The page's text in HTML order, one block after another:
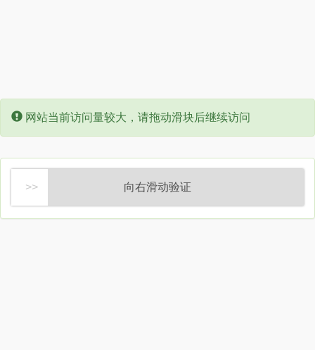
Error:
网站当前访问量较大，请拖动滑块后继续访问
向右滑动验证